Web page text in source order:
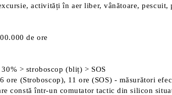
activități în aer liber, vânătoare, pescuit,
de ore
> stroboscop (bliț) > SOS
(Stroboscop), 11 ore (SOS) - măsurători
constă într-un comutator tactic din silicon